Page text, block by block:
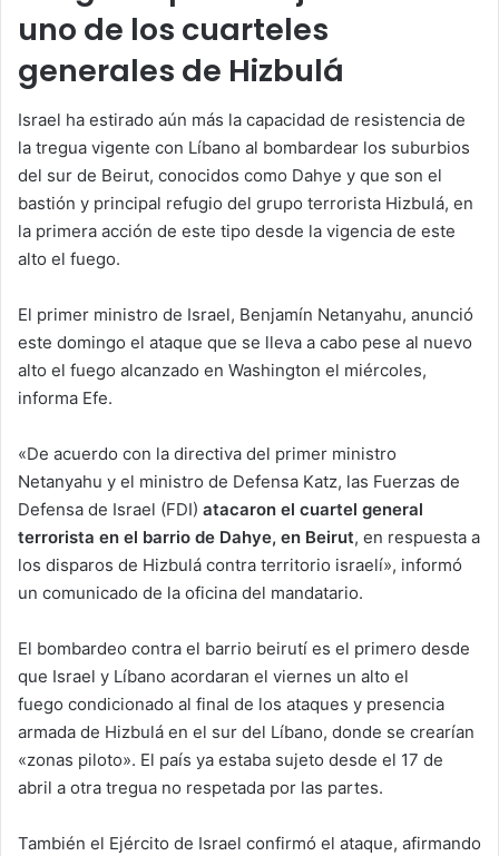
uno de los cuarteles
generales de Hizbulá
Israel ha estirado aún más la capacidad de resistencia de
la tregua vigente con Líbano al bombardear los suburbios
del sur de Beirut, conocidos como Dahye y que son el
bastión y principal refugio del grupo terrorista Hizbulá, en
la primera acción de este tipo desde la vigencia de este
alto el fuego.
El primer ministro de Israel, Benjamín Netanyahu, anunció
este domingo el ataque que se lleva a cabo pese al nuevo
alto el fuego alcanzado en Washington el miércoles,
informa Efe.
«De acuerdo con la directiva del primer ministro
Netanyahu y el ministro de Defensa Katz, las Fuerzas de
Defensa de Israel (FDI) atacaron el cuartel general
terrorista en el barrio de Dahye, en Beirut, en respuesta a
los disparos de Hizbulá contra territorio israelí», informó
un comunicado de la oficina del mandatario.
El bombardeo contra el barrio beirutí es el primero desde
que Israel y Líbano acordaran el viernes un alto el
fuego condicionado al final de los ataques y presencia
armada de Hizbulá en el sur del Líbano, donde se crearían
«zonas piloto». El país ya estaba sujeto desde el 17 de
abril a otra tregua no respetada por las partes.
También el Ejército de Israel confirmó el ataque, afirmando